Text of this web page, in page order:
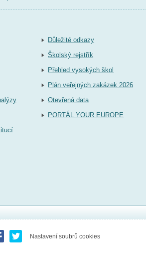
Důležité odkazy
Školský rejstřík
Přehled vysokých škol
Plán veřejných zakázek 2026
Otevřená data
PORTÁL YOUR EUROPE
Nastavení soubrů cookies